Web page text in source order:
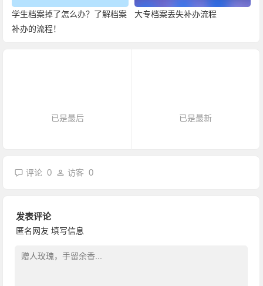
学生档案掉了怎么办？了解档案
补办的流程！
大专档案丢失补办流程
已是最后 已是最新
评论0 访客0
发表评论
匿名网友 填写信息